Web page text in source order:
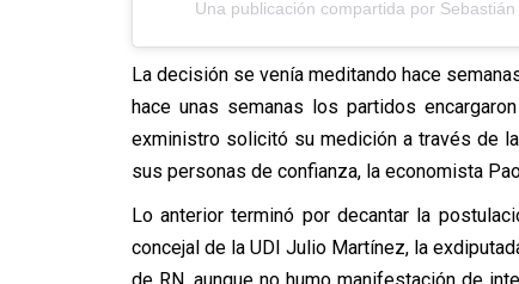
Una publicación compartida por
La decisión se venía meditando hace
hace unas semanas los partidos
exministro solicitó su medición a través de
sus personas de confianza, la economista
Lo anterior terminó por decantar la
concejal de la UDI Julio Martínez, la